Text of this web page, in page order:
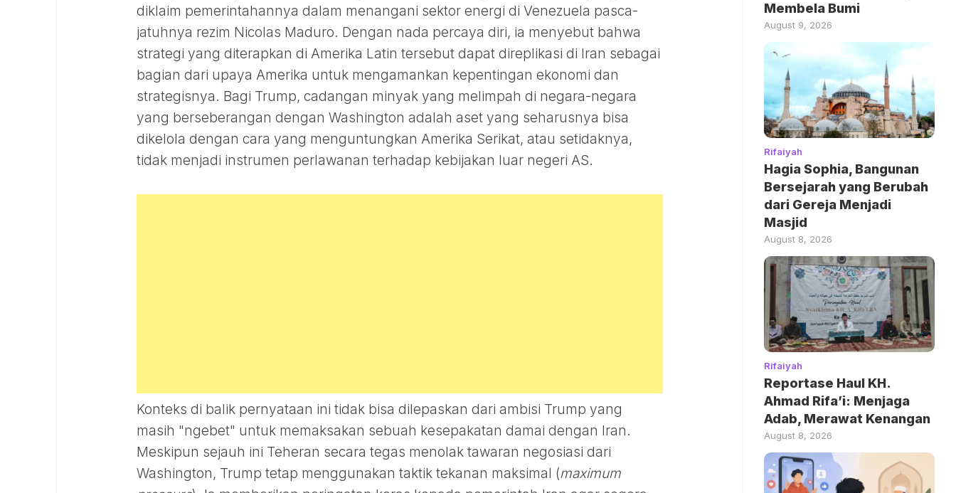
diklaim pemerintahannya dalam menangani sektor energi di Venezuela pasca-
jatuhnya rezim Nicolas Maduro. Dengan nada percaya diri, ia menyebut bahwa
strategi yang diterapkan di Amerika Latin tersebut dapat direplikasi di Iran sebagai
bagian dari upaya Amerika untuk mengamankan kepentingan ekonomi dan
strategisnya. Bagi Trump, cadangan minyak yang melimpah di negara-negara
yang berseberangan dengan Washington adalah aset yang seharusnya bisa
dikelola dengan cara yang menguntungkan Amerika Serikat, atau setidaknya,
tidak menjadi instrumen perlawanan terhadap kebijakan luar negeri AS.
Konteks di balik pernyataan ini tidak bisa dilepaskan dari ambisi Trump yang
masih "ngebet" untuk memaksakan sebuah kesepakatan damai dengan Iran.
Meskipun sejauh ini Teheran secara tegas menolak tawaran negosiasi dari
Washington, Trump tetap menggunakan taktik tekanan maksimal (maximum
Membela Bumi
August 9, 2026
Rifaiyah
Hagia Sophia, Bangunan
Bersejarah yang Berubah
dari Gereja Menjadi
Masjid
August 8, 2026
Rifaiyah
Reportase Haul KH.
Ahmad Rifa’i: Menjaga
Adab, Merawat Kenangan
August 8, 2026